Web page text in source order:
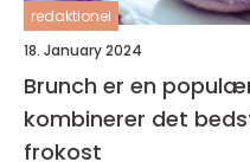
redaktionel
18. January 2024
Brunch er en
kombinerer det
frokost